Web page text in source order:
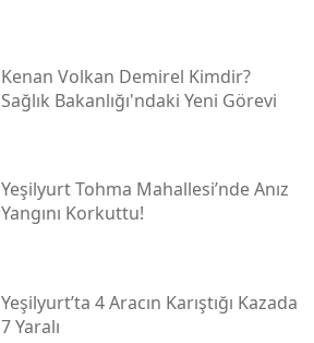
Kenan Volkan Demirel Kimdir?
Sağlık Bakanlığı'ndaki Yeni Görevi
Yeşilyurt Tohma Mahallesi’nde Anız
Yangını Korkuttu!
Yeşilyurt’ta 4 Aracın Karıştığı Kazada
7 Yaralı